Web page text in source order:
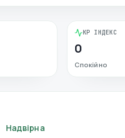
KP ІНДЕКС
0
Спокійно
Надвірна